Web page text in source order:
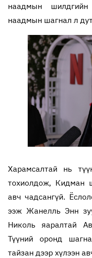
наадмын
наадмын шагнал л
Харамсалтай нь
тохиолдож, Кидман
авч чадсангүй.
ээж Жанелль Энн
Николь яаралтай
Түүний оронд
тайзан дээр хүлээн